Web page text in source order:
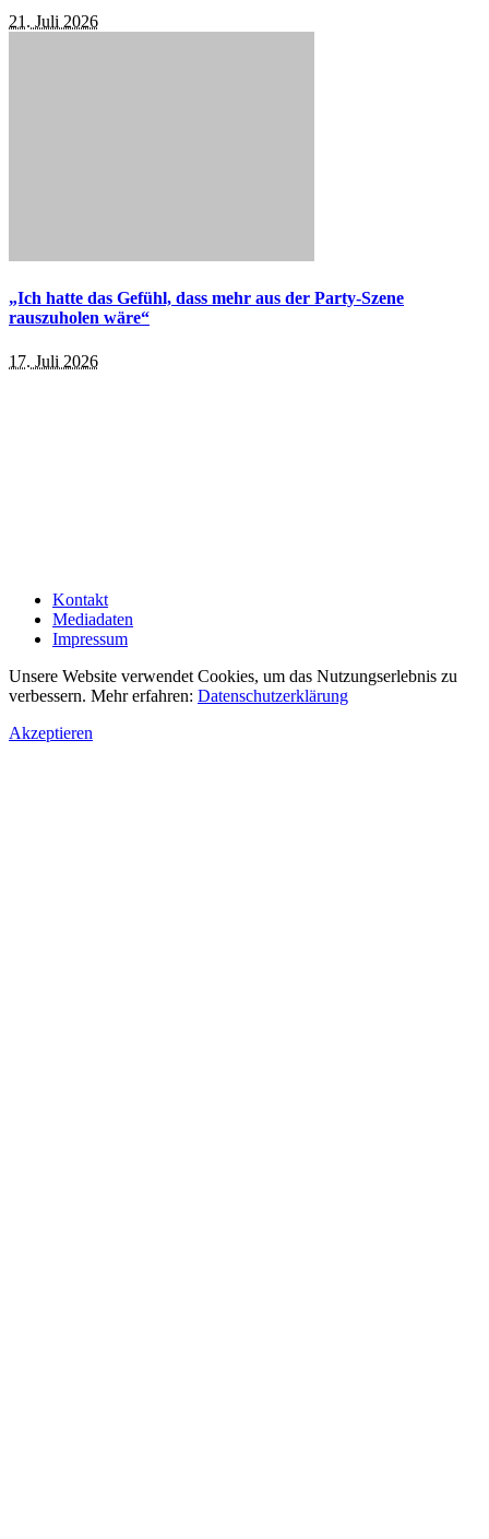
21. Juli 2026
„Ich hatte das Gefühl, dass mehr aus der Party-Szene
rauszuholen wäre“
17. Juli 2026
Kontakt
Mediadaten
Impressum
Unsere Website verwendet Cookies, um das Nutzungserlebnis zu
verbessern. Mehr erfahren: Datenschutzerklärung
Akzeptieren